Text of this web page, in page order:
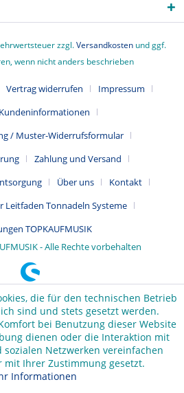
zzgl.Versandkosten und ggf.
wenn nicht anders beschrieben
Vertrag widerrufen
Impressum
/ Muster-Widerrufsformular
Zahlung und Versand
Über uns
Kontakt
Leitfaden Tonnadeln Systeme
TOPKAUFMUSIK
- Alle Rechte vorbehalten
die für den technischen Betrieb
sind und stets gesetzt werden.
bei Benutzung dieser Website
dienen oder die Interaktion mit
Netzwerken vereinfachen
mit Ihrer Zustimmung gesetzt.
Informationen